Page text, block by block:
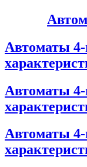
Автоматы
Автоматы
Автоматы